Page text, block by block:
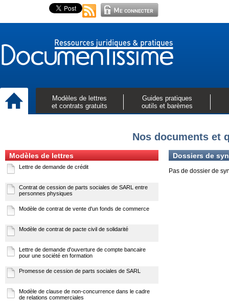
Modèles de lettres
et contrats gratuits
Guides pratiques
outils et barèmes
Nos documents et
Modèles de lettres
Lettre de demande de crédit
Contrat de cession de parts sociales de SARL entre
personnes physiques
Modèle de contrat de vente d'un fonds de commerce
Modèle de contrat de pacte civil de solidarité
Lettre de demande d'ouverture de compte bancaire
pour une société en formation
Promesse de cession de parts sociales de SARL
Modèle de clause de non-concurrence dans le cadre
de relations commerciales
Dossiers de
Pas de dossier de